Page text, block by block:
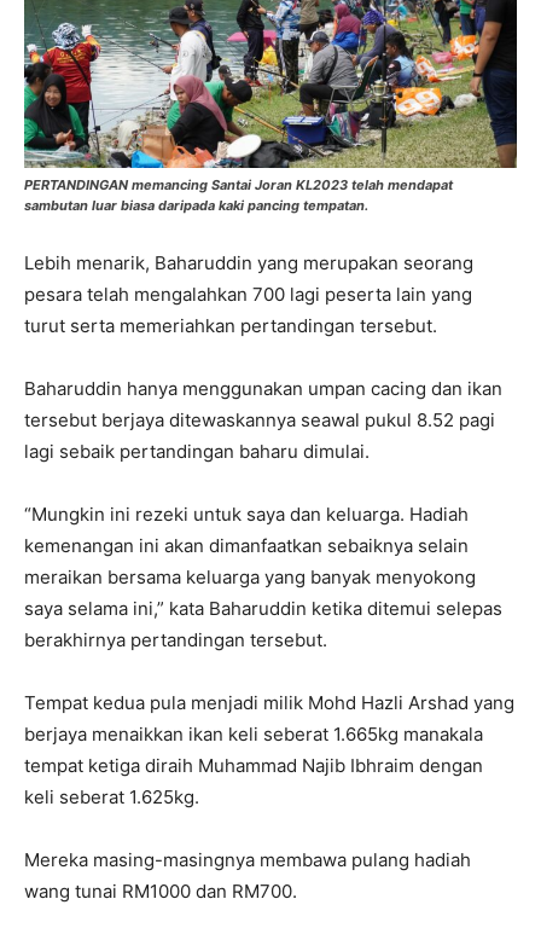
PERTANDINGAN memancing Santai Joran KL2023 telah mendapat
sambutan luar biasa daripada kaki pancing tempatan.
Lebih menarik, Baharuddin yang merupakan seorang
pesara telah mengalahkan 700 lagi peserta lain yang
turut serta memeriahkan pertandingan tersebut.
Baharuddin hanya menggunakan umpan cacing dan ikan
tersebut berjaya ditewaskannya seawal pukul 8.52 pagi
lagi sebaik pertandingan baharu dimulai.
“Mungkin ini rezeki untuk saya dan keluarga. Hadiah
kemenangan ini akan dimanfaatkan sebaiknya selain
meraikan bersama keluarga yang banyak menyokong
saya selama ini,” kata Baharuddin ketika ditemui selepas
berakhirnya pertandingan tersebut.
Tempat kedua pula menjadi milik Mohd Hazli Arshad yang
berjaya menaikkan ikan keli seberat 1.665kg manakala
tempat ketiga diraih Muhammad Najib Ibhraim dengan
keli seberat 1.625kg.
Mereka masing-masingnya membawa pulang hadiah
wang tunai RM1000 dan RM700.